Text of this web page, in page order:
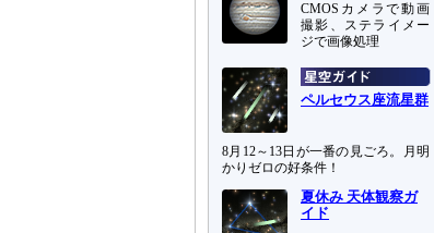
CMOSカメラで動画
撮影、ステライメー
ジで画像処理
ペルセウス座流星群
8月12～13日が一番の見ごろ。月明
かりゼロの好条件！
夏休み 天体観察ガ
イド